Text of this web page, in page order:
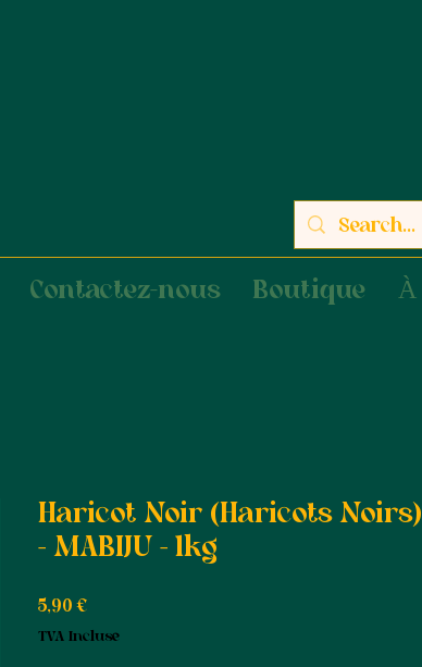
Contactez-nous Boutique
Haricot Noir (Haricots Noirs)
- MABIJU - 1kg
5,90 €Prix
TVA Incluse